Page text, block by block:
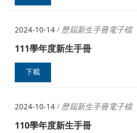
2024-10-14 / 歷屆新生手冊電子檔
111學年度新生手冊
下載
2024-10-14 / 歷屆新生手冊電子檔
110學年度新生手冊